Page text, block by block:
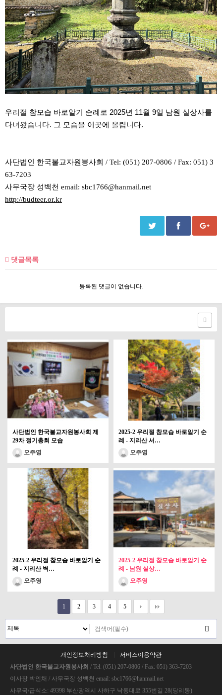
우리절 참모습 바로알기 순례로 2025년 11월 9일 남원 실상사를
다녀왔습니다. 그 모습을 이곳에 올립니다.
사단법인 한국불교자원봉사회 / Tel: (051) 207-0806 / Fax: 051) 3
63-7203
사무국장 성백천 email: sbc1766@hanmail.net
http://budteer.or.kr
댓글목록
등록된 댓글이 없습니다.
사단법인 한국불교자원봉사회 제
29차 정기총회 모습
오주영
2025-2 우리절 참모습 바로알기 순
례 - 지리산 서…
오주영
2025-2 우리절 참모습 바로알기 순
례 - 지리산 벽…
오주영
2025-2 우리절 참모습 바로알기 순
례 - 남원 실상…
오주영
1 2 3 4 5
개인정보처리방침
서비스이용약관
사단법인 한국불교자원봉사회 / Tel: (051) 207-0806 / Fax: 051) 363-7203
이사장 박인채 / 사무국장 성백천 email: sbc1766@hanmail.net
사무국/급식소: 49398 부산광역시 사하구 낙동대로 355번길 28(당리동)